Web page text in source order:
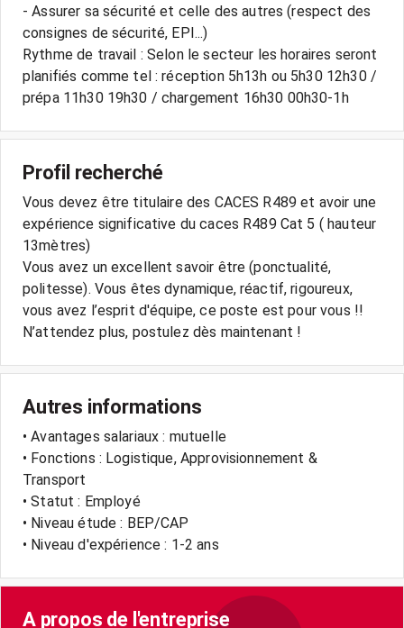
- Assurer sa sécurité et celle des autres (respect des
consignes de sécurité, EPI...)
Rythme de travail : Selon le secteur les horaires seront
planifiés comme tel : réception 5h13h ou 5h30 12h30 /
prépa 11h30 19h30 / chargement 16h30 00h30-1h
Profil recherché
Vous devez être titulaire des CACES R489 et avoir une
expérience significative du caces R489 Cat 5 ( hauteur
13mètres)
Vous avez un excellent savoir être (ponctualité,
politesse). Vous êtes dynamique, réactif, rigoureux,
vous avez l’esprit d'équipe, ce poste est pour vous !!
N’attendez plus, postulez dès maintenant !
Autres informations
• Avantages salariaux : mutuelle
• Fonctions : Logistique, Approvisionnement &
Transport
• Statut : Employé
• Niveau étude : BEP/CAP
• Niveau d'expérience : 1-2 ans
A propos de l'entreprise